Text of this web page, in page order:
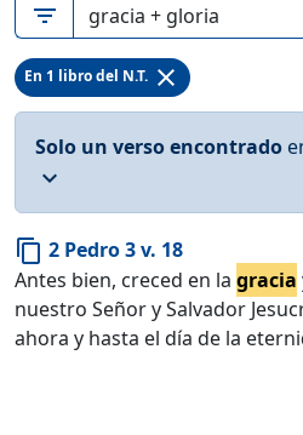
filter_list
En 1 libro del N.T. close
Solo un verso encontrado
expand_more
content_copy 2 Pedro 3 v. 18
Antes bien, creced en la gracia
nuestro Señor y Salvador
ahora y hasta el día de la